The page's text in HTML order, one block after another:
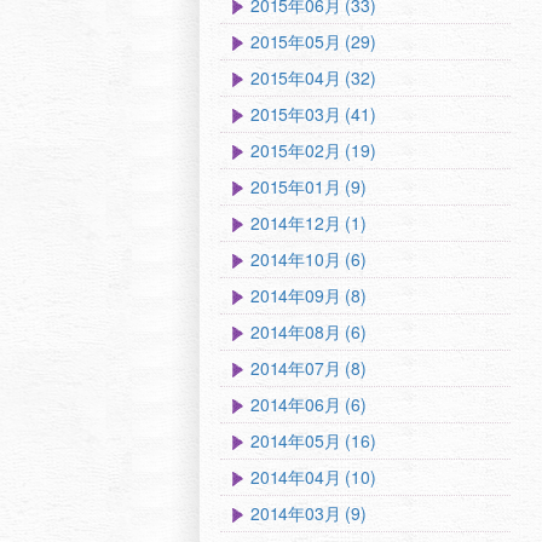
2015年06月 (33)
2015年05月 (29)
2015年04月 (32)
2015年03月 (41)
2015年02月 (19)
2015年01月 (9)
2014年12月 (1)
2014年10月 (6)
2014年09月 (8)
2014年08月 (6)
2014年07月 (8)
2014年06月 (6)
2014年05月 (16)
2014年04月 (10)
2014年03月 (9)